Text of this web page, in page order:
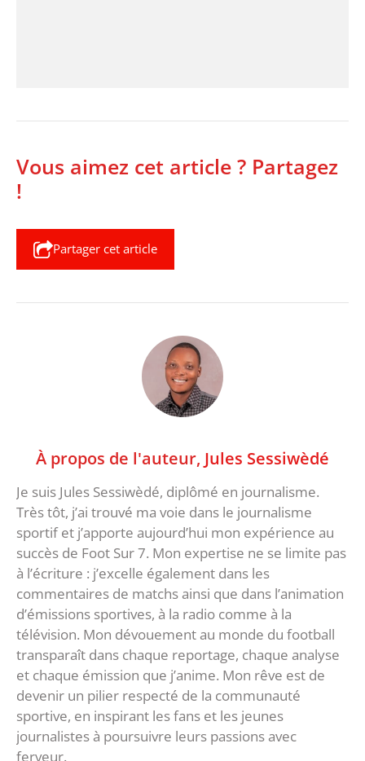
Vous aimez cet article ? Partagez
!
Partager cet article
À propos de l'auteur, Jules Sessiwèdé
Je suis Jules Sessiwèdé, diplômé en journalisme.
Très tôt, j’ai trouvé ma voie dans le journalisme
sportif et j’apporte aujourd’hui mon expérience au
succès de Foot Sur 7. Mon expertise ne se limite pas
à l’écriture : j’excelle également dans les
commentaires de matchs ainsi que dans l’animation
d’émissions sportives, à la radio comme à la
télévision. Mon dévouement au monde du football
transparaît dans chaque reportage, chaque analyse
et chaque émission que j’anime. Mon rêve est de
devenir un pilier respecté de la communauté
sportive, en inspirant les fans et les jeunes
journalistes à poursuivre leurs passions avec
ferveur.